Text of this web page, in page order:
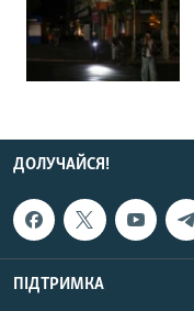
ДОЛУЧАЙСЯ!
ПІДТРИМКА